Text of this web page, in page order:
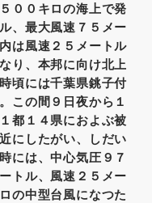
００キロの海上で発
、最大風速７５メー
は風速２５メートル
り、本邦に向け北上
頃には千葉県銚子付
この間９日夜から１
都１４県におよぶ被
にしたがい、しだい
には、中心気圧９７
トル、風速２５メー
の中型台風になつた